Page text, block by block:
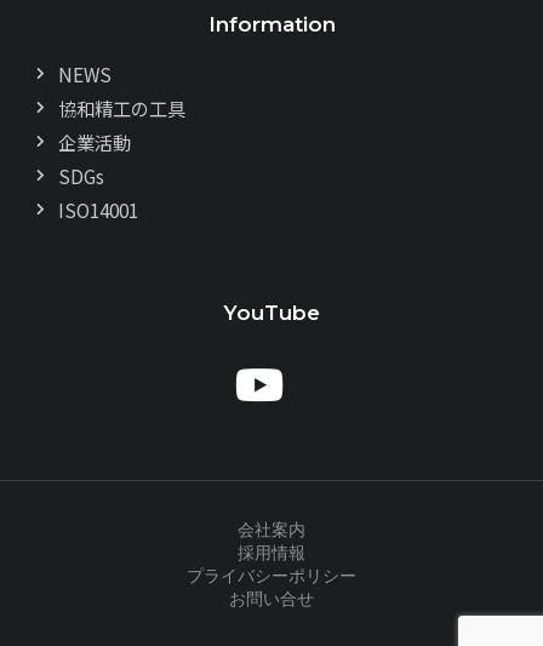
Information
NEWS
協和精工の工具
企業活動
SDGs
ISO14001
YouTube
会社案内
採用情報
プライバシーポリシー
お問い合せ